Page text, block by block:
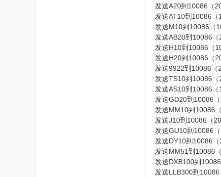
发送A20到10086（
发送AT10到10086
发送M10到10086（
发送AB20到10086
发送H10到10086（
发送H20到10086（
发送9922到10086（
发送TS10到10086
发送AS10到10086
发送GD20到10086
发送MM10到10086
发送J10到10086（
发送GU10到10086
发送DY10到10086
发送MM51到10086
发送DXB100到
发送LLB300到